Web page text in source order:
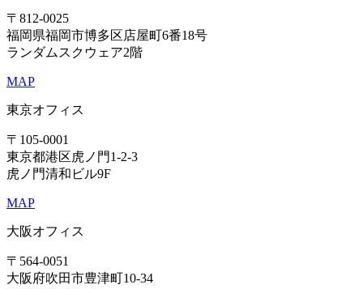
〒812-0025
福岡県福岡市博多区店屋町6番18号
ランダムスクウェア2階
MAP
東京オフィス
〒105-0001
東京都港区虎ノ門1-2-3
虎ノ門清和ビル9F
MAP
大阪オフィス
〒564-0051
大阪府吹田市豊津町10-34